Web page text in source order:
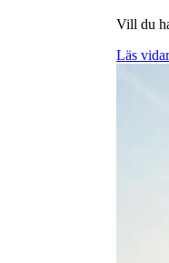
Vill du
Läs